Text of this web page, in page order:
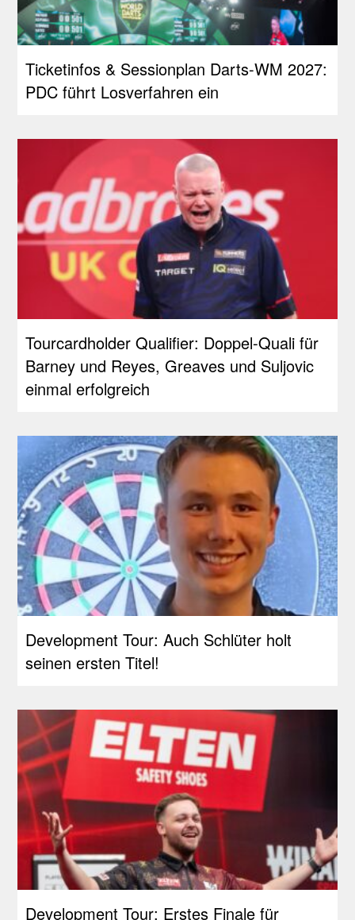
Ticketinfos & Sessionplan Darts-WM 2027:
PDC führt Losverfahren ein
Tourcardholder Qualifier: Doppel-Quali für
Barney und Reyes, Greaves und Suljovic
einmal erfolgreich
Development Tour: Auch Schlüter holt
seinen ersten Titel!
Development Tour: Erstes Finale für